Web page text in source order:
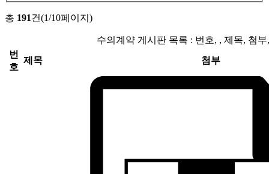
총 191건(1/10페이지)
수의계약 게시판 목록 : 번호, , 제목, 첨
번
호
제목 첨부